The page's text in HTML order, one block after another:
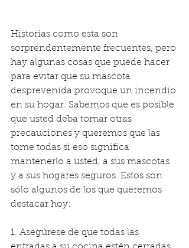
Historias como esta son
sorprendentemente frecuentes, pero
hay algunas cosas que puede hacer
para evitar que su mascota
desprevenida provoque un incendio
en su hogar. Sabemos que es posible
que usted deba tomar otras
precauciones y queremos que las
tome todas si eso significa
mantenerlo a usted, a sus mascotas
y a sus hogares seguros. Estos son
sólo algunos de los que queremos
destacar hoy:
1. Asegúrese de que todas las